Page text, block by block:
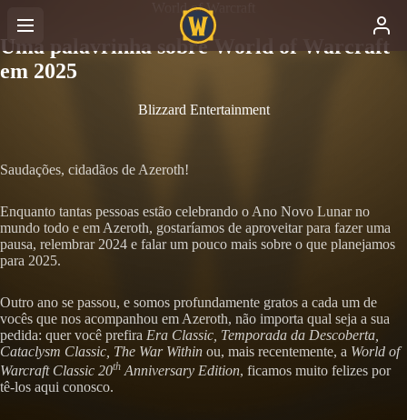
World of Warcraft
Uma palavrinha sobre World of Warcraft
em 2025
Blizzard Entertainment
Saudações, cidadãos de Azeroth!
Enquanto tantas pessoas estão celebrando o Ano Novo Lunar no
mundo todo e em Azeroth, gostaríamos de aproveitar para fazer uma
pausa, relembrar 2024 e falar um pouco mais sobre o que planejamos
para 2025.
Outro ano se passou, e somos profundamente gratos a cada um de
vocês que nos acompanhou em Azeroth, não importa qual seja a sua
pedida: quer você prefira Era Classic, Temporada da Descoberta,
Cataclysm Classic, The War Within ou, mais recentemente, a World of
Warcraft Classic 20th Anniversary Edition, ficamos muito felizes por
tê-los aqui conosco.